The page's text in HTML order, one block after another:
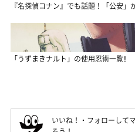
『名探偵コナン』でも話題！「公安」
「うずまきナルト」の使用忍術一覧‼
いいね！・フォローして